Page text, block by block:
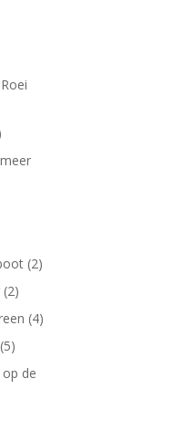
(2)
(2)
(4)
(5)
de